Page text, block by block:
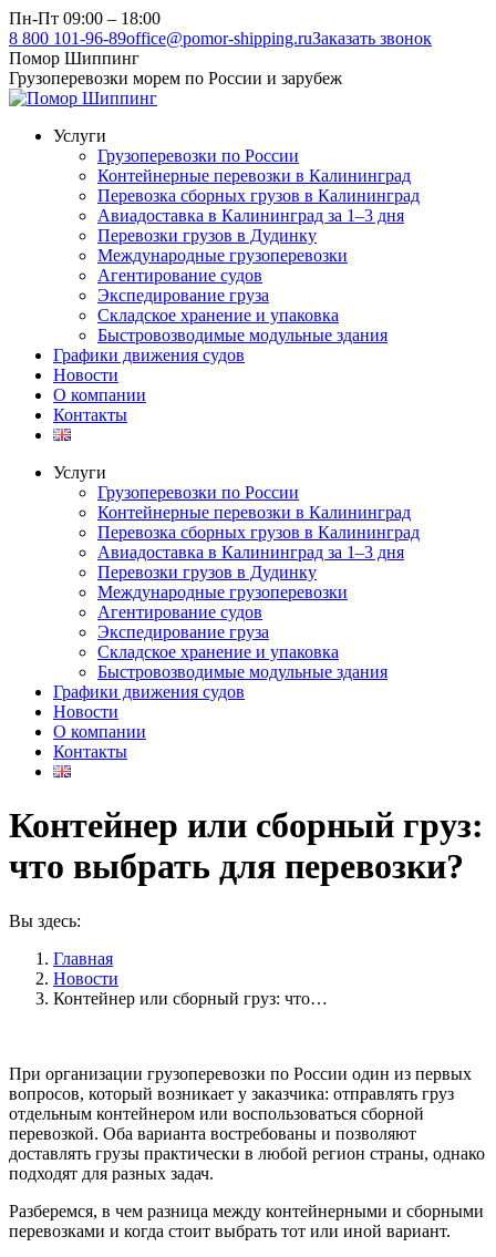
Перейти
к
содержанию
Пн-Пт 09:00 – 18:00
8 800 101-96-89office@pomor-shipping.ruЗаказать звонок
Помор Шиппинг
Грузоперевозки морем по России и зарубеж
Услуги
Грузоперевозки по России
Контейнерные перевозки в Калининград
Перевозка сборных грузов в Калининград
Авиадоставка в Калининград за 1–3 дня
Перевозки грузов в Дудинку
Международные грузоперевозки
Агентирование судов
Экспедирование груза
Складское хранение и упаковка
Быстровозводимые модульные здания
Графики движения судов
Новости
О компании
Контакты
Услуги
Грузоперевозки по России
Контейнерные перевозки в Калининград
Перевозка сборных грузов в Калининград
Авиадоставка в Калининград за 1–3 дня
Перевозки грузов в Дудинку
Международные грузоперевозки
Агентирование судов
Экспедирование груза
Складское хранение и упаковка
Быстровозводимые модульные здания
Графики движения судов
Новости
О компании
Контакты
Контейнер или сборный груз:
что выбрать для перевозки?
Вы здесь:
Главная
Новости
Контейнер или сборный груз: что…
При организации грузоперевозки по России один из первых
вопросов, который возникает у заказчика: отправлять груз
отдельным контейнером или воспользоваться сборной
перевозкой. Оба варианта востребованы и позволяют
доставлять грузы практически в любой регион страны, однако
подходят для разных задач.
Разберемся, в чем разница между контейнерными и сборными
перевозками и когда стоит выбрать тот или иной вариант.